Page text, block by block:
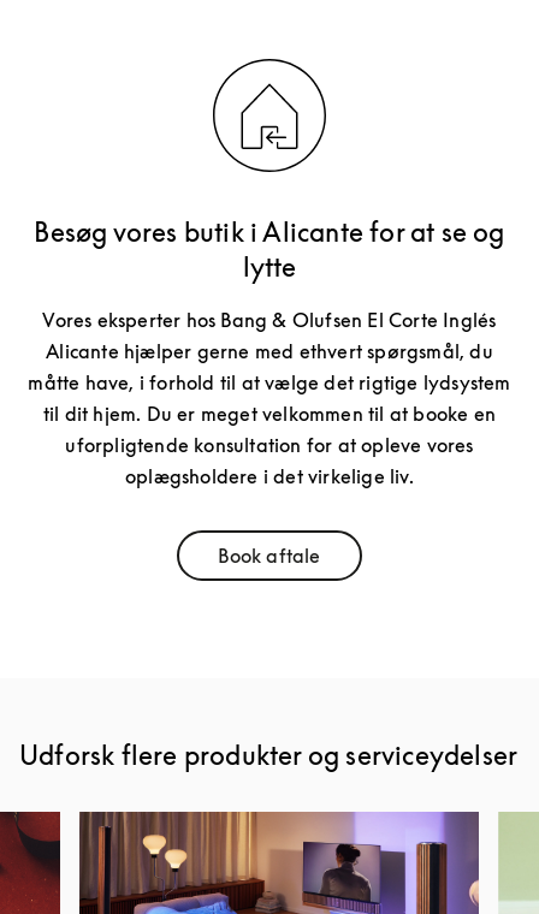
Besøg vores butik i Alicante for at se og
lytte
Vores eksperter hos Bang & Olufsen El Corte Inglés
Alicante hjælper gerne med ethvert spørgsmål, du
måtte have, i forhold til at vælge det rigtige lydsystem
til dit hjem. Du er meget velkommen til at booke en
uforpligtende konsultation for at opleve vores
oplægsholdere i det virkelige liv.
Book aftaleLink Opens in New Tab
Udforsk flere produkter og serviceydelser